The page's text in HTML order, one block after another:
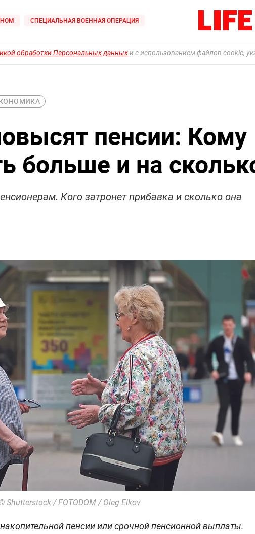
СПЕЦИАЛЬНАЯ ВОЕННАЯ ОПЕРАЦИЯ
обработки Персональных данныхи с использованием файлов cookie,
пенсии: Кому
больше и на
Кого затронет прибавка и сколько она
/ FOTODOM / Oleg Elkov
пенсии или срочной пенсионной выплаты.